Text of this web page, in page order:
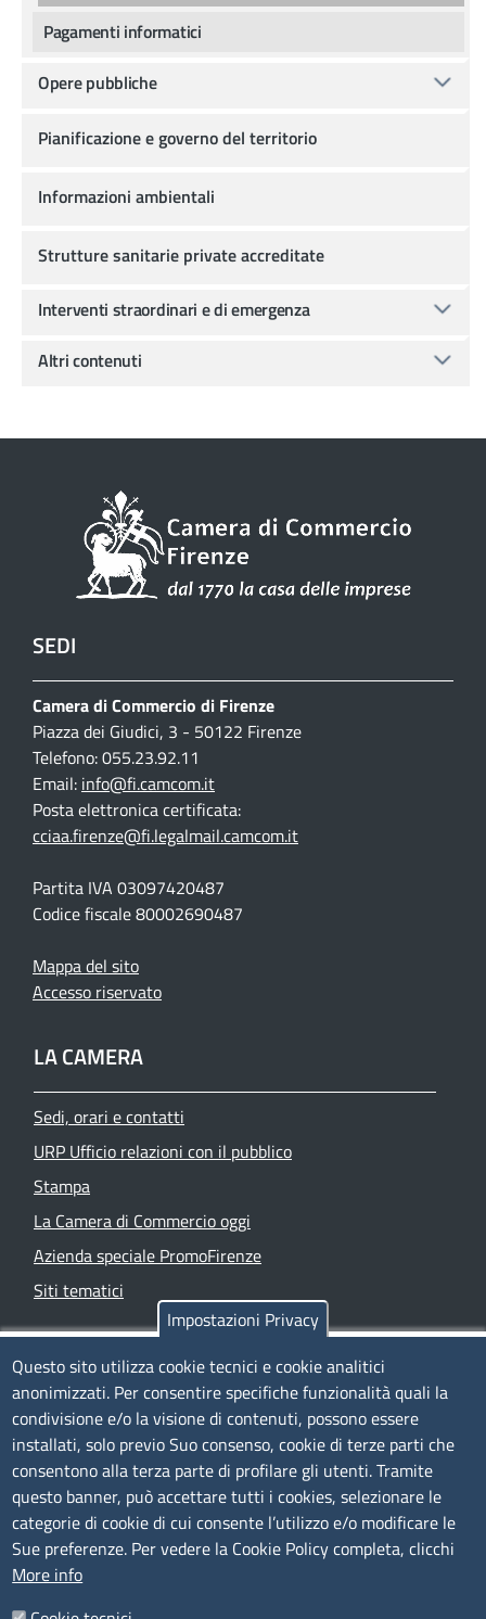
Pagamenti informatici
Opere pubbliche
Pianificazione e governo del territorio
Informazioni ambientali
Strutture sanitarie private accreditate
Interventi straordinari e di emergenza
Altri contenuti
SEDI
Camera di Commercio di Firenze
Piazza dei Giudici, 3 - 50122 Firenze
Telefono: 055.23.92.11
Email: info@fi.camcom.it
Posta elettronica certificata:
cciaa.firenze@fi.legalmail.camcom.it
Partita IVA 03097420487
Codice fiscale 80002690487
Mappa del sito
Accesso riservato
LA CAMERA
Sedi, orari e contatti
URP Ufficio relazioni con il pubblico
Stampa
La Camera di Commercio oggi
Azienda speciale PromoFirenze
Siti tematici
TRASPARENZA
Albo Online
Amministrazione trasparente
Bandi e concorsi
Segnalazioni Whistleblowing
Accessibilità
IBAN e pagamenti informatici
Impostazioni Privacy
Questo sito utilizza cookie tecnici e cookie analitici
anonimizzati. Per consentire specifiche funzionalità quali la
condivisione e/o la visione di contenuti, possono essere
installati, solo previo Suo consenso, cookie di terze parti che
consentono alla terza parte di profilare gli utenti. Tramite
questo banner, può accettare tutti i cookies, selezionare le
categorie di cookie di cui consente l’utilizzo e/o modificare le
Sue preferenze. Per vedere la Cookie Policy completa, clicchi
More info